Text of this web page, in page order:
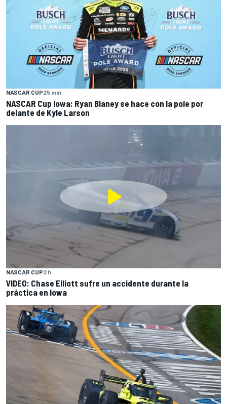
NASCAR CUP25 min
NASCAR Cup Iowa: Ryan Blaney se hace con la pole por
delante de Kyle Larson
NASCAR CUP2 h
VIDEO: Chase Elliott sufre un accidente durante la
práctica en Iowa